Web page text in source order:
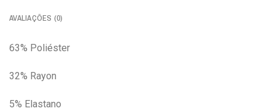
AVALIAÇÕES (0)
63% Poliéster
32% Rayon
5% Elastano